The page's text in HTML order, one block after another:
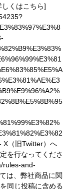
しくはこちら]
X（旧Twitter）へ
を行なってくださ
rules-and-
は、弊社商品に関
同じ投稿に含める